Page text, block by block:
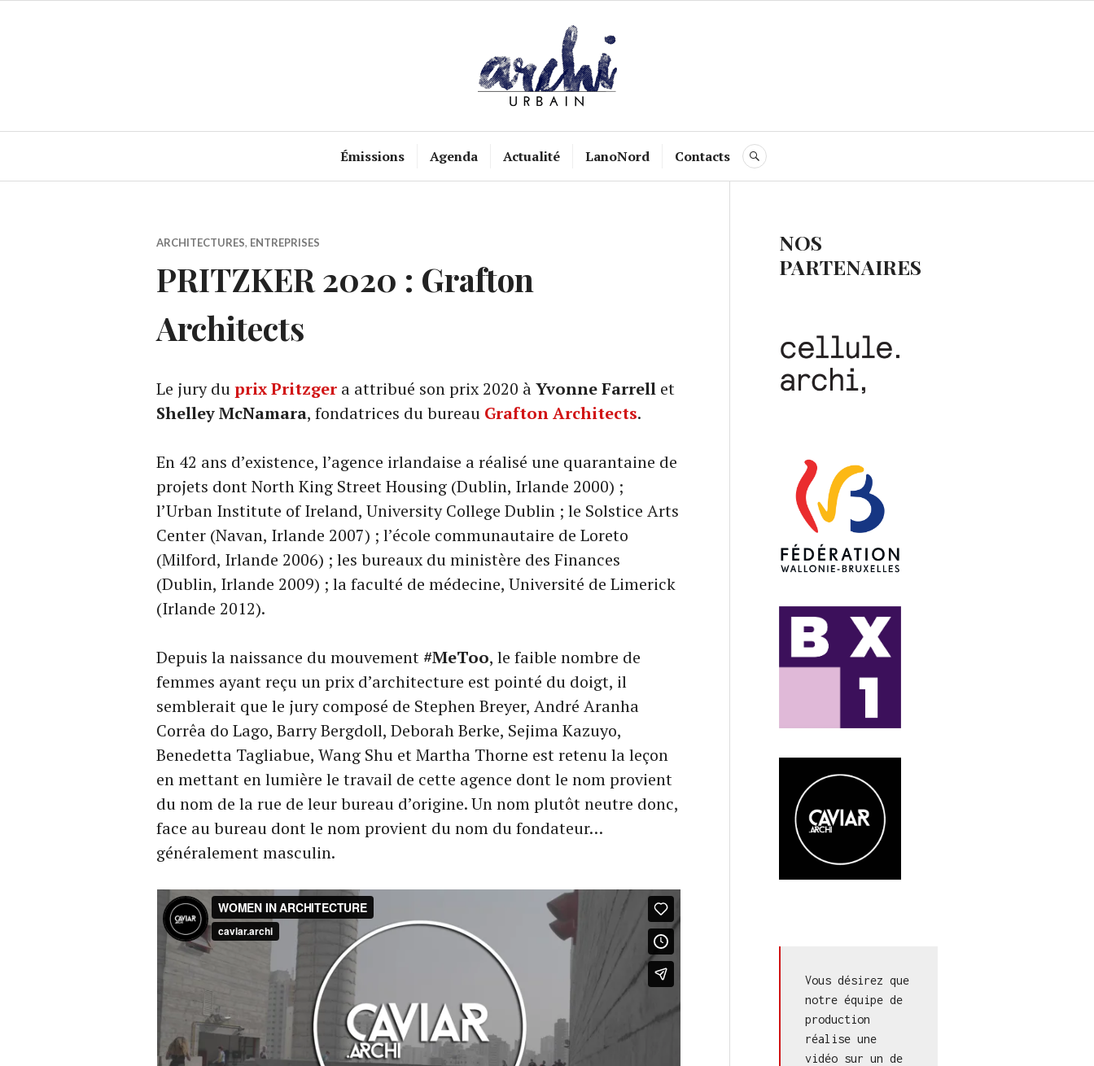
Émissions Agenda Actualité LanoNord Contacts RECHERCHE
ARCHITECTURES, ENTREPRISES
PRITZKER 2020 : Grafton
Architects
Le jury duprixPritzger a attribué son prix 2020 àYvonne Farrell et
Shelley McNamara, fondatrices du bureau Grafton Architects.
En 42 ans d’existence, l’agence irlandaise a réalisé une quarantaine de
projets dont North King Street Housing (Dublin, Irlande 2000) ;
l’Urban Institute of Ireland, University College Dublin ; le Solstice Arts
Center (Navan, Irlande 2007) ; l’école communautaire de Loreto
(Milford, Irlande 2006) ; les bureaux du ministère des Finances
(Dublin, Irlande 2009) ; la faculté de médecine, Université de Limerick
(Irlande 2012).
Depuis la naissance du mouvement #MeToo, le faible nombre de
femmes ayant reçu un prix d’architecture est pointé du doigt, il
semblerait que le jury composé de Stephen Breyer, André Aranha
Corrêa do Lago, Barry Bergdoll, Deborah Berke, Sejima Kazuyo,
Benedetta Tagliabue, Wang Shu et Martha Thorne est retenu la leçon
en mettant en lumière le travail de cette agence dont le nom provient
du nom de la rue de leur bureau d’origine. Un nom plutôt neutre donc,
face au bureau dont le nom provient du nom du fondateur…
généralement masculin.
NOS
PARTENAIRES
Vous désirez que
notre équipe de
production
réalise une
vidéo sur un de